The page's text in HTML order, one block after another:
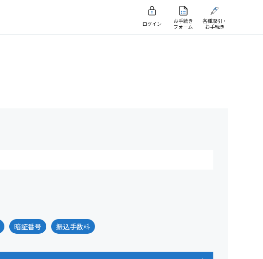
ログイン
お手続き
フォーム
各種取引・
お手続き
暗証番号 振込手数料